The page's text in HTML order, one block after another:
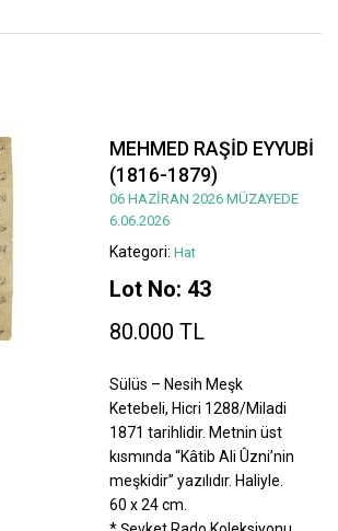
MEHMED RAŞİD EYYUBİ
(1816-1879)
06 HAZİRAN 2026 MÜZAYEDE
6.06.2026
Kategori: Hat
Lot No: 43
80.000 TL
Sülüs – Nesih Meşk
Ketebeli, Hicri 1288/Miladi
1871 tarihlidir. Metnin üst
kısmında “Kâtib Ali Ûzni’nin
meşkidir” yazılıdır. Haliyle.
60 x 24 cm.